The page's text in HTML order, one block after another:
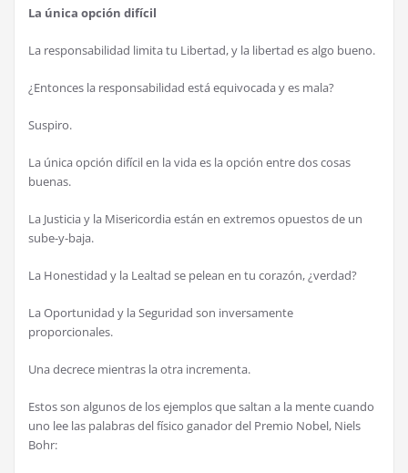
La única opción difícil
La responsabilidad limita tu Libertad, y la libertad es algo bueno.
¿Entonces la responsabilidad está equivocada y es mala?
Suspiro.
La única opción difícil en la vida es la opción entre dos cosas
buenas.
La Justicia y la Misericordia están en extremos opuestos de un
sube-y-baja.
La Honestidad y la Lealtad se pelean en tu corazón, ¿verdad?
La Oportunidad y la Seguridad son inversamente
proporcionales.
Una decrece mientras la otra incrementa.
Estos son algunos de los ejemplos que saltan a la mente cuando
uno lee las palabras del físico ganador del Premio Nobel, Niels
Bohr: